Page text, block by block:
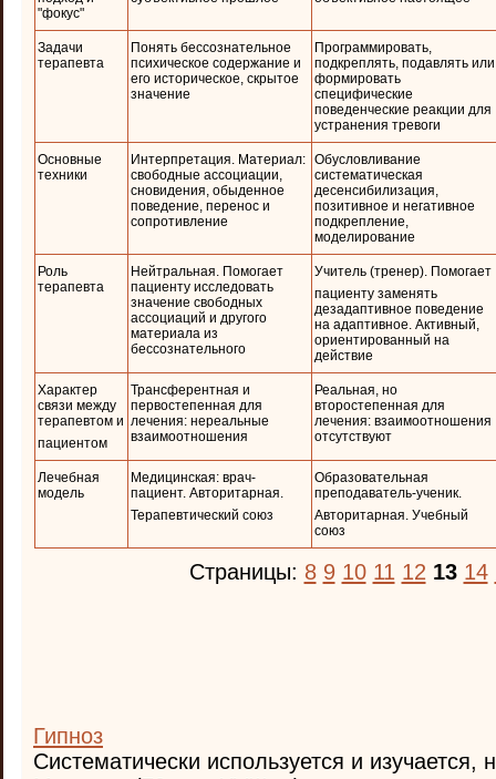
"фокус"
Задачи
терапевта
Понять бессознательное
психическое содержание и
его историческое, скрытое
значение
Программировать,
подкреплять, подавлять или
формировать
специфические
поведенческие реакции для
устранения тревоги
Основные
техники
Интерпретация. Материал:
свободные ассоциации,
сновидения, обыденное
поведение, перенос и
сопротивление
Обусловливание
систематическая
десенсибилизация,
позитивное и негативное
подкрепление,
моделирование
Роль
терапевта
Нейтральная. Помогает
пациенту исследовать
значение свободных
ассоциаций и другого
материала из
бессознательного
Учитель (тренер). Помогает
пациенту заменять
дезадаптивное поведение
на адаптивное. Активный,
ориентированный на
действие
Характер
связи между
терапевтом и
пациентом
Трансферентная и
первостепенная для
лечения: нереальные
взаимоотношения
Реальная, но
второстепенная для
лечения: взаимоотношения
отсутствуют
Лечебная
модель
Медицинская: врач-
пациент. Авторитарная.
Терапевтический союз
Образовательная
преподаватель-ученик.
Авторитарная. Учебный
союз
Страницы: 8 9 10 11 12 13 14
Гипноз
Систематически используется и изучается,